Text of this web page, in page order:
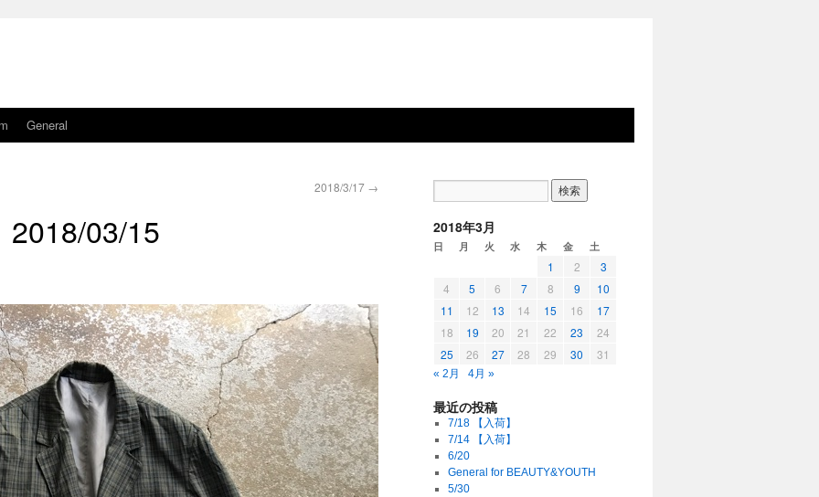
General
2018/3/17 →
2018/03/15 2018年3月
日 月 火 水 木 金 土
1 2
3
4
5 6 7 8 9
10
11
12 13 14 15 16
17
18
19 20 21 22 23
24
25
26 27 28 29 30 31
« 2月 4月 »
最近の投稿
7/18 【入荷】
7/14 【入荷】
6/20
General for BEAUTY&YOUTH
5/30